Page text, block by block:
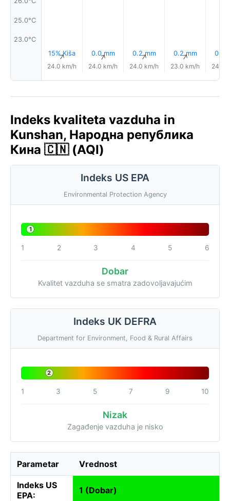
25.0°C
23.0°C
15% Kiša
↑
24.0 km/h
0.0 mm
↑
24.0 km/h
0.2 mm
↑
24.0 km/h
0.2 mm
↑
23.0 km/h
0.3
24.0
Indeks kvaliteta vazduha in
Kunshan, Народна република
Кина 🇨🇳 (AQI)
Indeks US EPA
Environmental Protection Agency
1
1 2 3 4 5 6
Dobar
Kvalitet vazduha se smatra zadovoljavajućim
Indeks UK DEFRA
Department for Environment, Food & Rural Affairs
2
1 3 5 7 9 10
Nizak
Zagađenje vazduha je nisko
Parametar Vrednost
Indeks US
EPA:
1 (Dobar)